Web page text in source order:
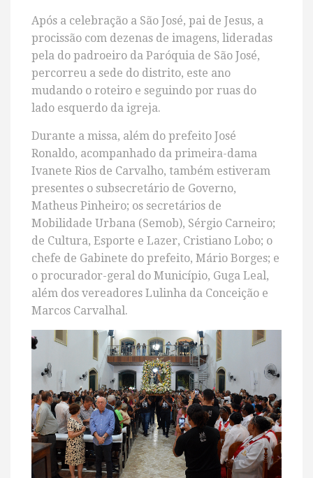
Após a celebração a São José, pai de Jesus, a
procissão com dezenas de imagens, lideradas
pela do padroeiro da Paróquia de São José,
percorreu a sede do distrito, este ano
mudando o roteiro e seguindo por ruas do
lado esquerdo da igreja.
Durante a missa, além do prefeito José
Ronaldo, acompanhado da primeira-dama
Ivanete Rios de Carvalho, também estiveram
presentes o subsecretário de Governo,
Matheus Pinheiro; os secretários de
Mobilidade Urbana (Semob), Sérgio Carneiro;
de Cultura, Esporte e Lazer, Cristiano Lobo; o
chefe de Gabinete do prefeito, Mário Borges; e
o procurador-geral do Município, Guga Leal,
além dos vereadores Lulinha da Conceição e
Marcos Carvalhal.